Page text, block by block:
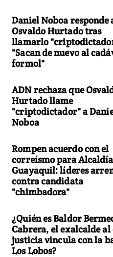
Daniel Noboa responde
Osvaldo Hurtado tras
llamarlo
"Sacan de nuevo al
formol"
ADN rechaza que
Hurtado llame
"criptodictador" a
Noboa
Rompen acuerdo con el
correísmo para
Guayaquil: líderes
contra candidata
"chimbadora"
¿Quién es Baldor
Cabrera, el exalcalde al
justicia vincula con la
Los Lobos?